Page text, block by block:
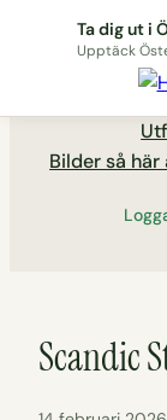
Bilder så här
Scandic
Ta dig ut i
Upptäck